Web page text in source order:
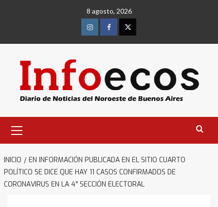
8 agosto, 2026
InstagramFacebookTwitter
primario
INICIO
EN INFORMACIÓN PUBLICADA EN EL SITIO CUARTO
POLÍTICO SE DICE QUE HAY 11 CASOS CONFIRMADOS DE
CORONAVIRUS EN LA 4° SECCIÓN ELECTORAL